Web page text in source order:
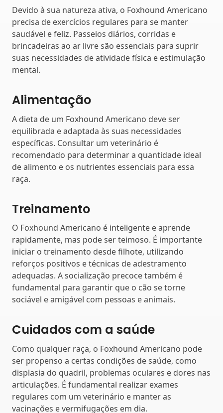
Devido à sua natureza ativa, o Foxhound Americano
precisa de exercícios regulares para se manter
saudável e feliz. Passeios diários, corridas e
brincadeiras ao ar livre são essenciais para suprir
suas necessidades de atividade física e estimulação
mental.
Alimentação
A dieta de um Foxhound Americano deve ser
equilibrada e adaptada às suas necessidades
específicas. Consultar um veterinário é
recomendado para determinar a quantidade ideal
de alimento e os nutrientes essenciais para essa
raça.
Treinamento
O Foxhound Americano é inteligente e aprende
rapidamente, mas pode ser teimoso. É importante
iniciar o treinamento desde filhote, utilizando
reforços positivos e técnicas de adestramento
adequadas. A socialização precoce também é
fundamental para garantir que o cão se torne
sociável e amigável com pessoas e animais.
Cuidados com a saúde
Como qualquer raça, o Foxhound Americano pode
ser propenso a certas condições de saúde, como
displasia do quadril, problemas oculares e dores nas
articulações. É fundamental realizar exames
regulares com um veterinário e manter as
vacinações e vermifugações em dia.